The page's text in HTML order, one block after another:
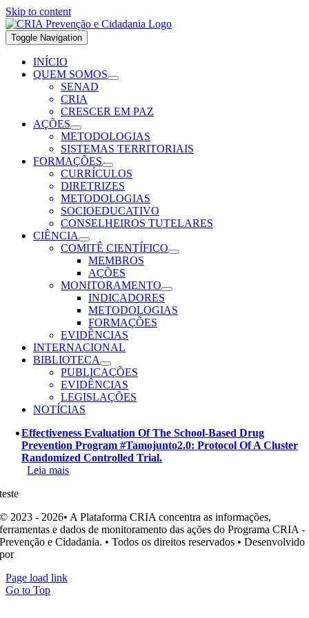
Skip to content
Toggle Navigation
INÍCIO
QUEM SOMOS
SENAD
CRIA
CRESCER EM PAZ
AÇÕES
METODOLOGIAS
SISTEMAS TERRITORIAIS
FORMAÇÕES
CURRÍCULOS
DIRETRIZES
METODOLOGIAS
SOCIOEDUCATIVO
CONSELHEIROS TUTELARES
CIÊNCIA
COMITÊ CIENTÍFICO
MEMBROS
AÇÕES
MONITORAMENTO
INDICADORES
METODOLOGIAS
FORMAÇÕES
EVIDÊNCIAS
INTERNACIONAL
BIBLIOTECA
PUBLICAÇÕES
EVIDÊNCIAS
LEGISLAÇÕES
NOTÍCIAS
Effectiveness Evaluation Of The School-Based Drug
Prevention Program #Tamojunto2.0: Protocol Of A Cluster
Randomized Controlled Trial.
Leia mais
teste
© 2023 - 2026• A Plataforma CRIA concentra as informações,
ferramentas e dados de monitoramento das ações do Programa CRIA -
Prevenção e Cidadania. • Todos os direitos reservados • Desenvolvido
por
Page load link
Go to Top